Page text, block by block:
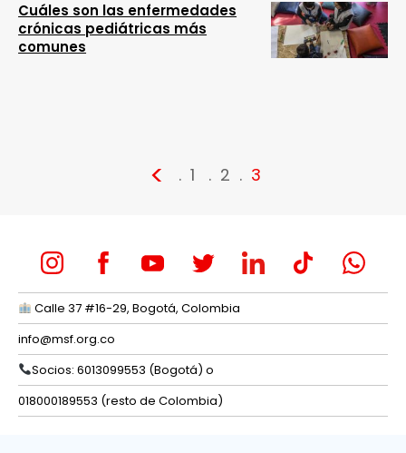
Cuáles son las enfermedades
crónicas pediátricas más
comunes
< 1 2 3
Calle 37 #16-29, Bogotá, Colombia
info@msf.org.co
Socios: 6013099553 (Bogotá) o
018000189553 (resto de Colombia)